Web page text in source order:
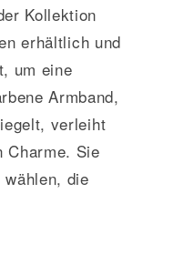
Kollektion
erhältlich und
um eine
Armband,
verleiht
Charme. Sie
die